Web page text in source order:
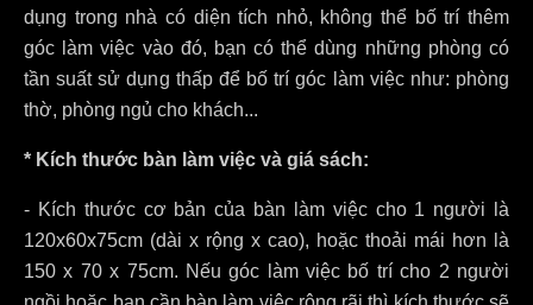
dụng trong nhà có diện tích nhỏ, không thể bố trí thêm
góc làm việc vào đó, bạn có thể dùng những phòng có
tần suất sử dụng thấp để bố trí góc làm việc như: phòng
thờ, phòng ngủ cho khách...
* Kích thước bàn làm việc và giá sách:
- Kích thước cơ bản của bàn làm việc cho 1 người là
120x60x75cm (dài x rộng x cao), hoặc thoải mái hơn là
150 x 70 x 75cm. Nếu góc làm việc bố trí cho 2 người